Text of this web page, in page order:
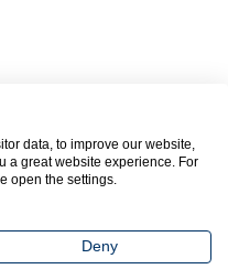
data, to improve our website,
a great website experience. For
open the settings.
Deny